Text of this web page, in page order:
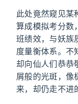
此处竟然窥见某
算成模拟考分数
班绩效，与妖族
度量衡体系。不
却向仙人们恭恭
屑般的光斑，像
来，却仍走不进